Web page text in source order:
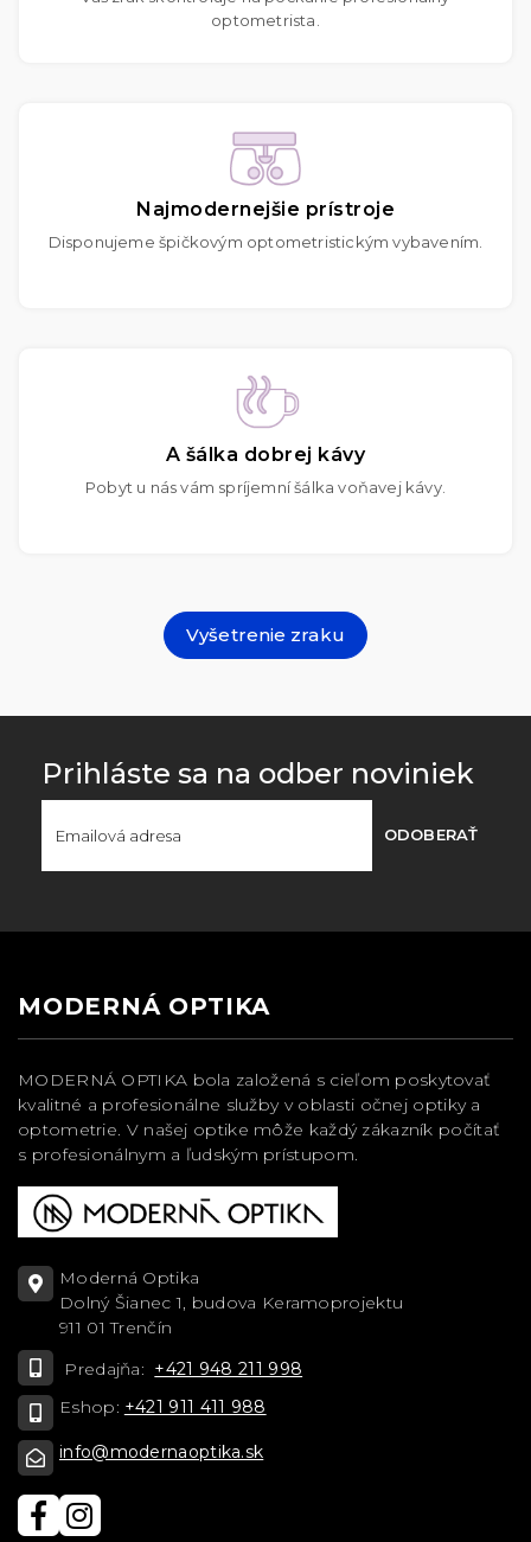
optometrista.
Najmodernejšie prístroje
Disponujeme špičkovým optometristickým vybavením.
A šálka dobrej kávy
Pobyt u nás vám spríjemní šálka voňavej kávy.
Vyšetrenie zraku
Prihláste sa na odber noviniek
ODOBERAŤ
MODERNÁ OPTIKA
MODERNÁ OPTIKA bola založená s cieľom poskytovať
kvalitné a profesionálne služby v oblasti očnej optiky a
optometrie. V našej optike môže každý zákazník počítať
s profesionálnym a ľudským prístupom.
Moderná Optika
Dolný Šianec 1, budova Keramoprojektu
911 01 Trenčín
Predajňa: +421 948 211 998
Eshop: +421 911 411 988
info@modernaoptika.sk